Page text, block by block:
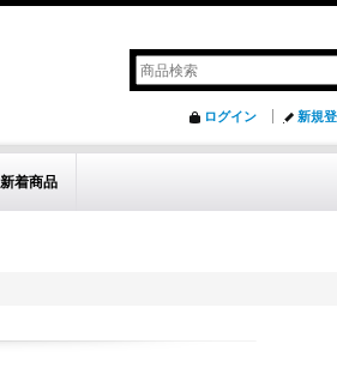
ログイン 新規
新着商品